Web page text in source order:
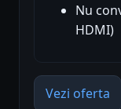
Nu
HDMI)
Vezi oferta